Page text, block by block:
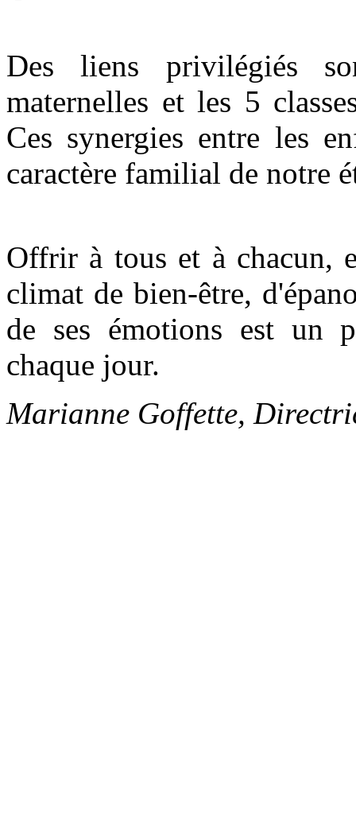
Des liens privilégiés
maternelles et les 5
Ces synergies entre les
caractère familial de notre
Offrir à tous et à chacun,
climat de bien-être,
de ses émotions est un
chaque jour.
Marianne Goffette,